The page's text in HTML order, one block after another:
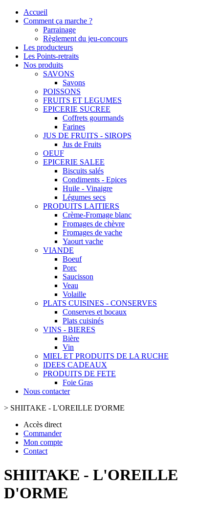
Accueil
Comment ça marche ?
Parrainage
Règlement du jeu-concours
Les producteurs
Les Points-retraits
Nos produits
SAVONS
Savons
POISSONS
FRUITS ET LEGUMES
EPICERIE SUCREE
Coffrets gourmands
Farines
JUS DE FRUITS - SIROPS
Jus de Fruits
OEUF
EPICERIE SALEE
Biscuits salés
Condiments - Epices
Huile - Vinaigre
Légumes secs
PRODUITS LAITIERS
Crème-Fromage blanc
Fromages de chèvre
Fromages de vache
Yaourt vache
VIANDE
Boeuf
Porc
Saucisson
Veau
Volaille
PLATS CUISINES - CONSERVES
Conserves et bocaux
Plats cuisinés
VINS - BIERES
Bière
Vin
MIEL ET PRODUITS DE LA RUCHE
IDEES CADEAUX
PRODUITS DE FETE
Foie Gras
Nous contacter
> SHIITAKE - L'OREILLE D'ORME
Accès direct
Commander
Mon compte
Contact
SHIITAKE - L'OREILLE
D'ORME